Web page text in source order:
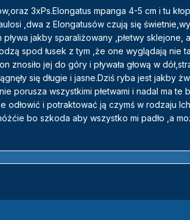
3xPs.Elongatus mpanga 4-5 cm i tu
,dwa z Elongatusów czują się
jakby sparaliżowany ,płetwy sklejone,
spod łusek z tym ,że one wyglądają nie
znosiło jej do góry i pływała głową w
się długie i jasne.Dziś ryba jest jakby
porusza wszystkimi płetwami i nadal ma te
odłowić i potraktować ją czymś w rodzaju
bo szkoda aby wszystko mi padło ,a